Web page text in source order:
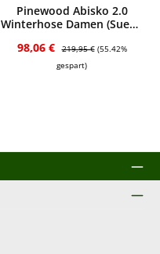
Pinewood Abisko 2.0
Winterhose Damen (Suede
Verkaufspreis:
98,06 € Regulärer Preis:
219,95 € (55.42%
gespart)